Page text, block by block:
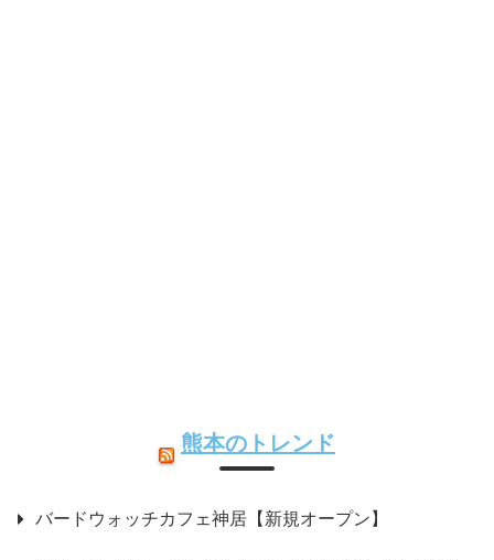
熊本のトレンド
バードウォッチカフェ神居【新規オープン】